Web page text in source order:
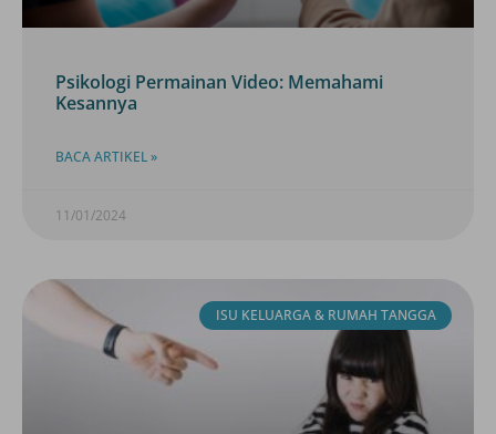
Psikologi Permainan Video: Memahami
Kesannya
BACA ARTIKEL »
11/01/2024
ISU KELUARGA & RUMAH TANGGA